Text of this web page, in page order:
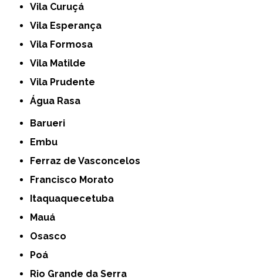
Vila Curuçá
Vila Esperança
Vila Formosa
Vila Matilde
Vila Prudente
Água Rasa
Barueri
Embu
Ferraz de Vasconcelos
Francisco Morato
Itaquaquecetuba
Mauá
Osasco
Poá
Rio Grande da Serra